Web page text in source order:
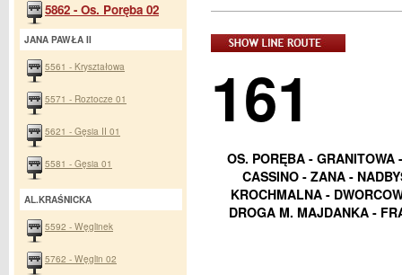
161
OS. PORĘBA -
CASSINO - ZANA -
KROCHMALNA -
DROGA M. MAJDANKA -
5862 - Os. Poręba 02
JANA PAWŁA II
5561 - Kryształowa
5571 - Roztocze 01
5621 - Gęsia II 01
5581 - Gęsia 01
AL.KRAŚNICKA
5592 - Węglinek
5762 - Węglin 02